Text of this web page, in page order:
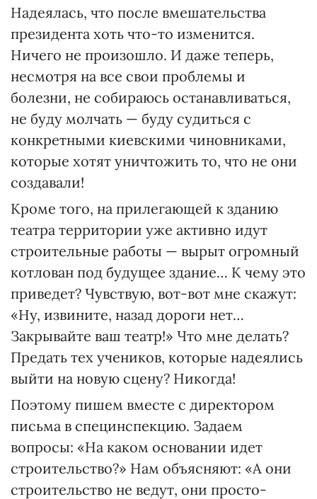
Надеялась, что после вмешательства
президента хоть что-то изменится.
Ничего не произошло. И даже теперь,
несмотря на все свои проблемы и
болезни, не собираюсь останавливаться,
не буду молчать — буду судиться с
конкретными киевскими чиновниками,
которые хотят уничтожить то, что не они
создавали!
Кроме того, на прилегающей к зданию
театра территории уже активно идут
строительные работы — вырыт огромный
котлован под будущее здание… К чему это
приведет? Чувствую, вот-вот мне скажут:
«Ну, извините, назад дороги нет…
Закрывайте ваш театр!» Что мне делать?
Предать тех учеников, которые надеялись
выйти на новую сцену? Никогда!
Поэтому пишем вместе с директором
письма в специнспекцию. Задаем
вопросы: «На каком основании идет
строительство?» Нам объясняют: «А они
строительство не ведут, они просто-